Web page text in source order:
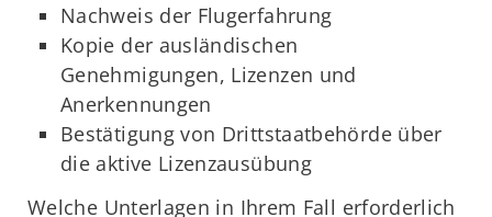
Nachweis der Flugerfahrung
Kopie der ausländischen
Genehmigungen, Lizenzen und
Anerkennungen
Bestätigung von Drittstaatbehörde über
die aktive Lizenzausübung
Welche Unterlagen in Ihrem Fall erforderlich